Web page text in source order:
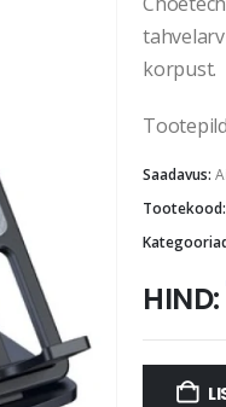
korpust.
Saadavus:
Tootekood:
HIND: